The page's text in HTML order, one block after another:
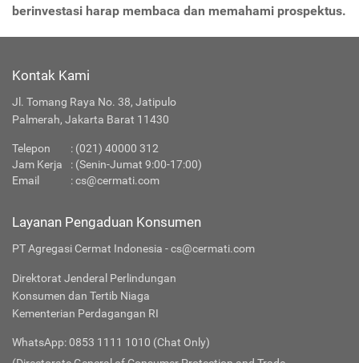
berinvestasi harap membaca dan memahami prospektus.
Kontak Kami
Jl. Tomang Raya No. 38, Jatipulo
Palmerah, Jakarta Barat 11430
Telepon : (021) 40000 312
Jam Kerja
: (Senin-Jumat 9:00-17:00)
Email
:cs@cermati.com
Layanan Pengaduan Konsumen
PT Agregasi Cermat Indonesia - cs@cermati.com
Direktorat Jenderal Perlindungan
Konsumen dan Tertib Niaga
Kementerian Perdagangan RI
WhatsApp: 0853 1111 1010 (Chat Only)